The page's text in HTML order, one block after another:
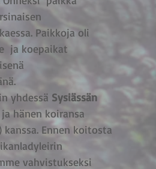
Paikkoja oli
ja koepaikat
yhdessä Sysiässän
hänen koiransa
kanssa. Ennen koitosta
vahvistukseksi